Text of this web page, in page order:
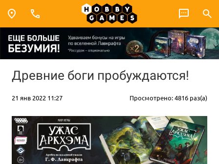
Древние боги пробуждаются!
21 янв 2022 11:27 Просмотрено: 4816 раз(а)